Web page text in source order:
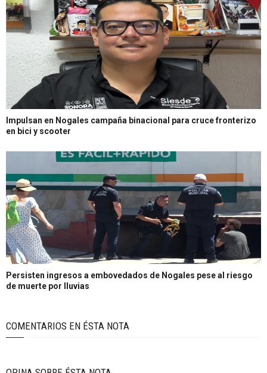
Impulsan en Nogales campaña binacional para cruce fronterizo
en bici y scooter
Persisten ingresos a embovedados de Nogales pese al riesgo
de muerte por lluvias
COMENTARIOS EN ÉSTA NOTA